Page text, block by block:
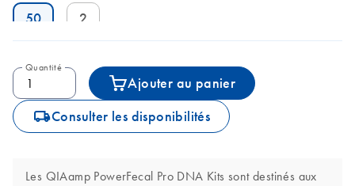
50 2
Quantité
Ajouter au panier
icon_0062_deliver-s Consulter les disponibilités
Les QIAamp PowerFecal Pro DNA Kits sont destinés aux